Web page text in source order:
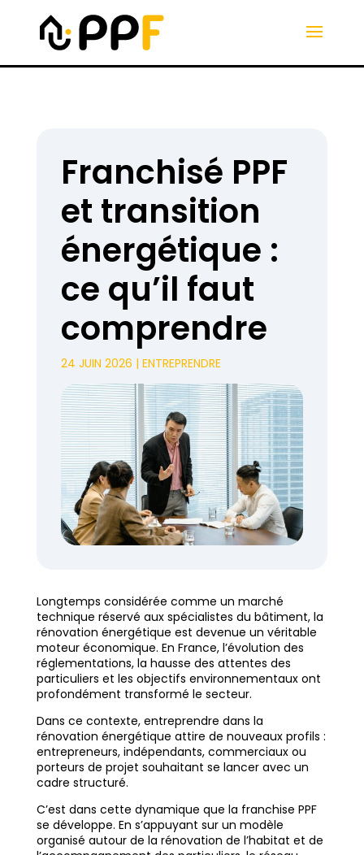
Franchisé PPF
et transition
énergétique :
ce qu’il faut
comprendre
24 JUIN 2026 | ENTREPRENDRE
Longtemps considérée comme un marché
technique réservé aux spécialistes du bâtiment, la
rénovation énergétique est devenue un véritable
moteur économique. En France, l’évolution des
réglementations, la hausse des attentes des
particuliers et les objectifs environnementaux ont
profondément transformé le secteur.
Dans ce contexte, entreprendre dans la
rénovation énergétique attire de nouveaux profils :
entrepreneurs, indépendants, commerciaux ou
porteurs de projet souhaitant se lancer avec un
cadre structuré.
C’est dans cette dynamique que la franchise PPF
se développe. En s’appuyant sur un modèle
organisé autour de la rénovation de l’habitat et de